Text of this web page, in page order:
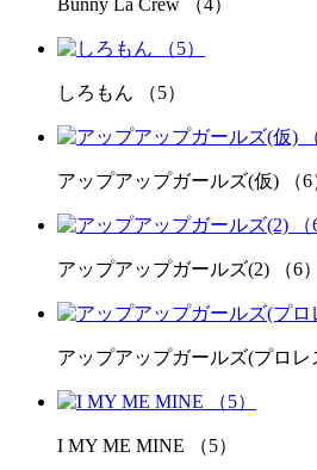
Bunny La Crew （4）
しろもん （5）
アップアップガールズ(仮) （6
アップアップガールズ(2) （6）
アップアップガールズ(プロレ
I MY ME MINE （5）